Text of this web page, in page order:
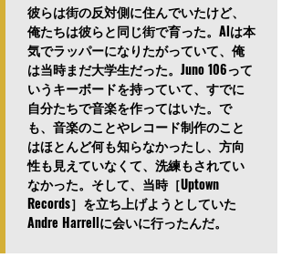
彼らは街の反対側に住んでいたけど、
俺たちは彼らと同じ街で育った。Alは本
気でラッパーになりたがっていて、俺
は当時まだ大学生だった。Juno 106って
いうキーボードを持っていて、すでに
自分たちで音楽を作ってはいた。で
も、音楽のことやレコード制作のこと
はほとんど何も知らなかったし、方向
性も見えていなくて、洗練もされてい
なかった。そして、当時［Uptown
Records］を立ち上げようとしていた
Andre Harrellに会いに行ったんだ。